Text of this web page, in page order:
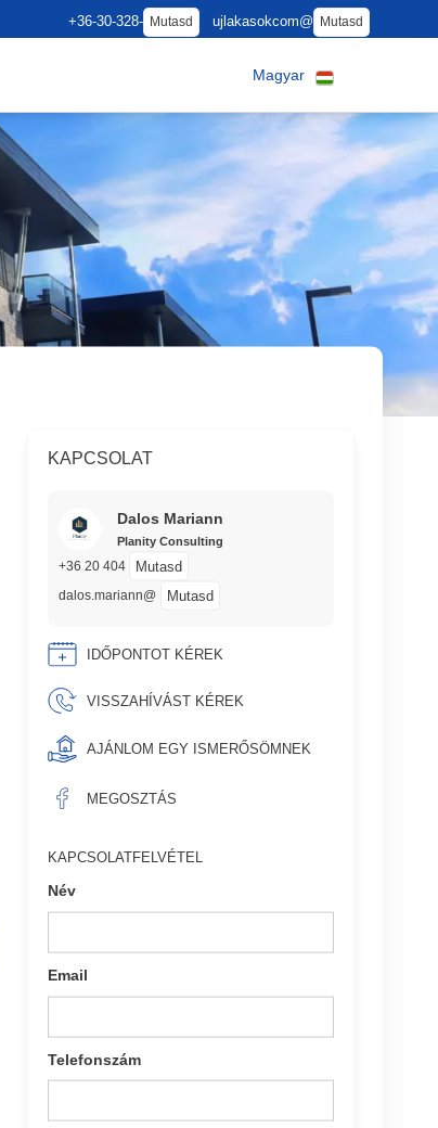
+36-30-328- Mutasd ujlakasokcom@ Mutasd
Magyar
KAPCSOLAT
Dalos Mariann
Planity Consulting
+36 20 404 Mutasd
dalos.mariann@ Mutasd
IDŐPONTOT KÉREK
VISSZAHÍVÁST KÉREK
AJÁNLOM EGY ISMERŐSÖMNEK
MEGOSZTÁS
KAPCSOLATFELVÉTEL
Név
Email
Telefonszám